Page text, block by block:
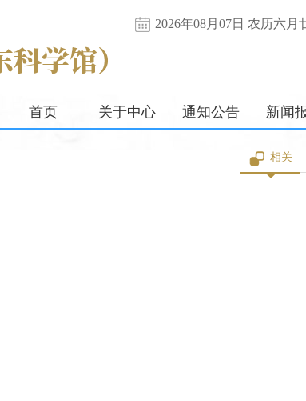
2026年08月07日 农历六月
首页 关于中心 通知公告 新闻
相关